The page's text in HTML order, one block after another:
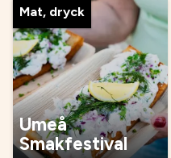
Mat, dryck
Umeå
Smakfestival